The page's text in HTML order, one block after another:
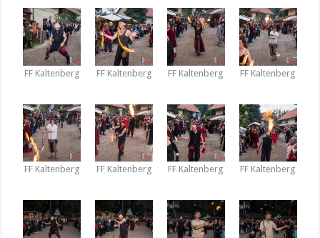
FF Kaltenberg FF Kaltenberg FF Kaltenberg FF Kaltenberg
FF Kaltenberg FF Kaltenberg FF Kaltenberg FF Kaltenberg